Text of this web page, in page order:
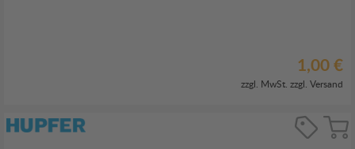
1,00 €
zzgl. MwSt. zzgl. Versand